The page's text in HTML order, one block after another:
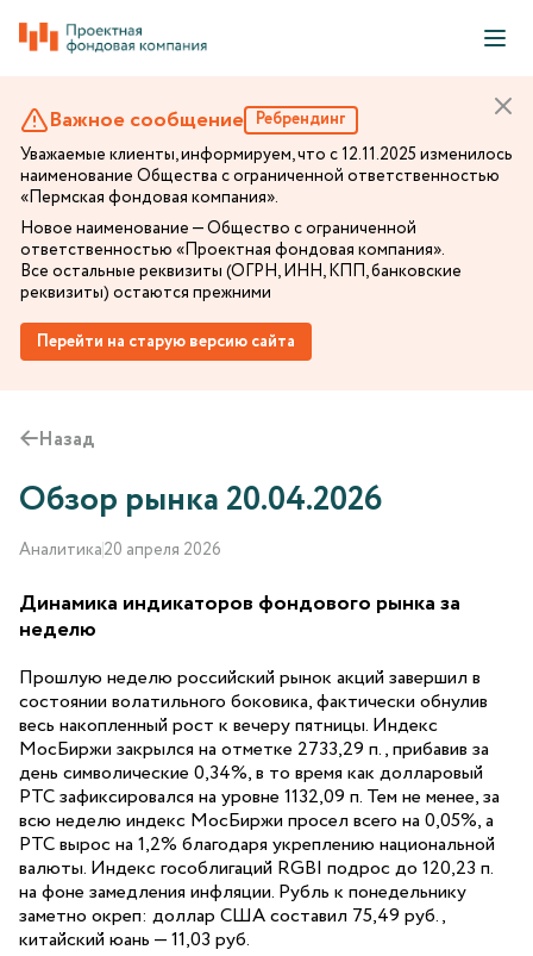
Важное сообщение Ребрендинг
Уважаемые клиенты, информируем, что с 12.11.2025 изменилось
наименование Общества с ограниченной ответственностью
«Пермская фондовая компания».
Новое наименование — Общество с ограниченной
ответственностью «Проектная фондовая компания».
Все остальные реквизиты (ОГРН, ИНН, КПП, банковские
реквизиты) остаются прежними
Перейти на старую версию сайта
Назад
Обзор рынка 20.04.2026
Аналитика20 апреля 2026
Динамика индикаторов фондового рынка за
неделю
Прошлую неделю российский рынок акций завершил в
состоянии волатильного боковика, фактически обнулив
весь накопленный рост к вечеру пятницы. Индекс
МосБиржи закрылся на отметке 2733,29 п., прибавив за
день символические 0,34%, в то время как долларовый
РТС зафиксировался на уровне 1132,09 п. Тем не менее, за
всю неделю индекс МосБиржи просел всего на 0,05%, а
РТС вырос на 1,2% благодаря укреплению национальной
валюты. Индекс гособлигаций RGBI подрос до 120,23 п.
на фоне замедления инфляции. Рубль к понедельнику
заметно окреп: доллар США составил 75,49 руб.,
китайский юань — 11,03 руб.